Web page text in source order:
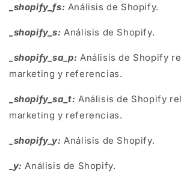
_shopify_fs: Análisis de Shopify.
_shopify_s: Análisis de Shopify.
_shopify_sa_p: Análisis de Shopify
marketing y referencias.
_shopify_sa_t: Análisis de Shopify
marketing y referencias.
_shopify_y: Análisis de Shopify.
_y: Análisis de Shopify.